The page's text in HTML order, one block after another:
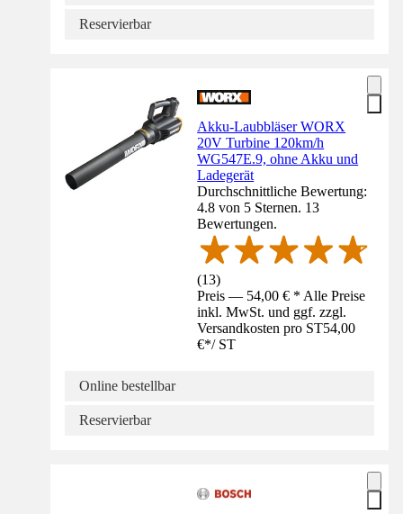
Reservierbar
Akku-Laubbläser WORX
20V Turbine 120km/h
WG547E.9, ohne Akku und
Ladegerät
Durchschnittliche Bewertung:
4.8 von 5 Sternen. 13
Bewertungen.
(13)
Preis — 54,00 € * Alle Preise
inkl. MwSt. und ggf. zzgl.
Versandkosten pro ST54,00
€*/ ST
Online bestellbar
Reservierbar